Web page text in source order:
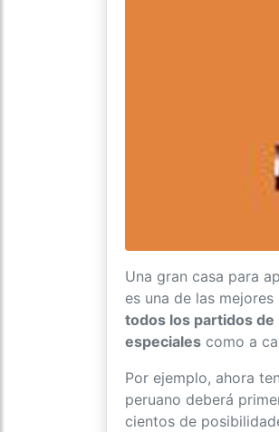
Una gran casa para
es una de las
todos los partidos de
especiales como a
Por ejemplo, ahora
peruano deberá
cientos de